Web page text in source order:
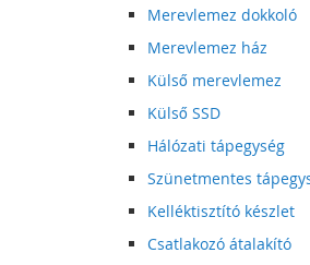
Merevlemez dokkoló
Merevlemez ház
Külső merevlemez
Külső SSD
Hálózati tápegység
Szünetmentes
Kelléktisztító készlet
Csatlakozó átalakító